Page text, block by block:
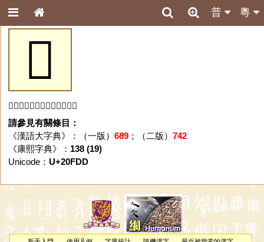
粵
普
𠿝
「𠿝」字未收錄於本資料庫。
請參見有關條目：
《漢語大字典》：（一版） 689；（二版） 742
《康熙字典》： 138 (19)
Unicode： U+20FDD